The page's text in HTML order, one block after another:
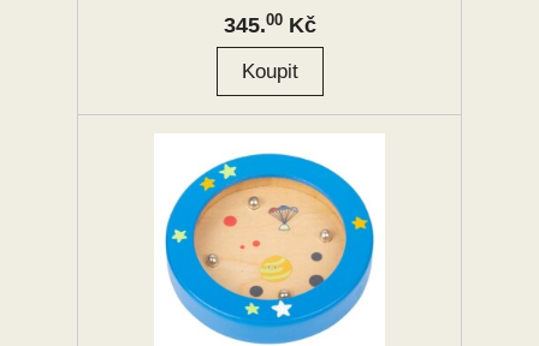
345.00Kč